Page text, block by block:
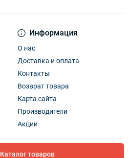
Информация
О нас
Доставка и оплата
Контакты
Возврат товара
Карта сайта
Производители
Акции
Каталог товаров